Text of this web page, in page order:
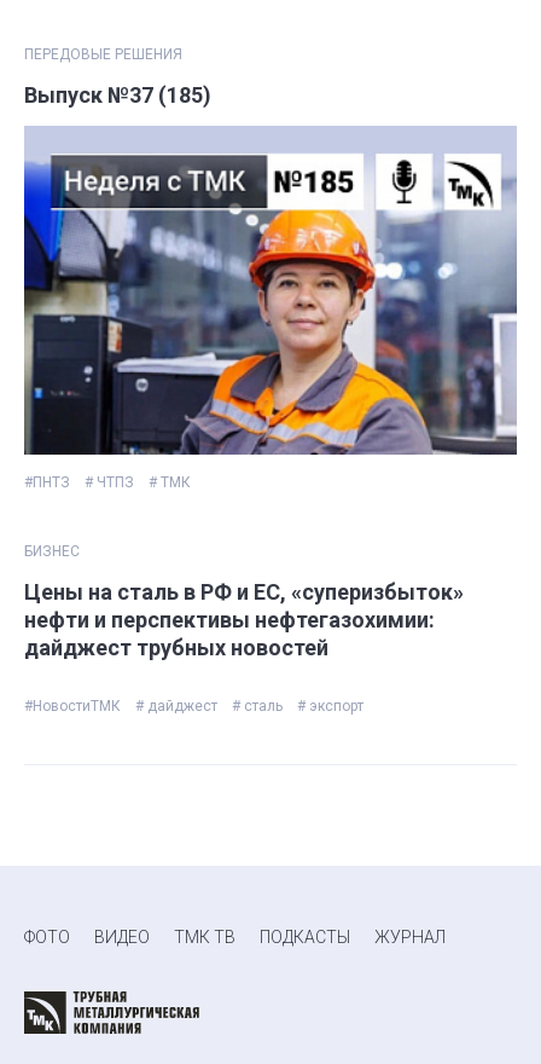
ПЕРЕДОВЫЕ РЕШЕНИЯ
Выпуск №37 (185)
#ПНТЗ # ЧТПЗ # ТМК
БИЗНЕС
Цены на сталь в РФ и ЕС, «суперизбыток»
нефти и перспективы нефтегазохимии:
дайджест трубных новостей
#НовостиТМК # дайджест # сталь # экспорт
ФОТО ВИДЕО ТМК ТВ ПОДКАСТЫ ЖУРНАЛ